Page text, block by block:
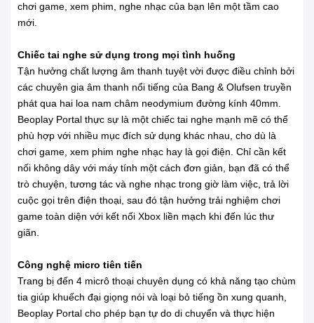
chơi game, xem phim, nghe nhạc của bạn lên một tầm cao
mới.
Chiếc tai nghe sử dụng trong mọi tình huống
Tận hưởng chất lượng âm thanh tuyệt vời được điều chỉnh bởi
các chuyên gia âm thanh nổi tiếng của Bang & Olufsen truyền
phát qua hai loa nam châm neodymium đường kính 40mm.
Beoplay Portal thực sự là một chiếc tai nghe mạnh mẽ có thể
phù hợp với nhiều mục đích sử dụng khác nhau, cho dù là
chơi game, xem phim nghe nhạc hay là gọi điện. Chỉ cần kết
nối không dây với máy tính một cách đơn giản, bạn đã có thể
trò chuyện, tương tác và nghe nhạc trong giờ làm việc, trả lời
cuộc gọi trên điện thoại, sau đó tận hưởng trải nghiệm chơi
game toàn diện với kết nối Xbox liền mạch khi đến lúc thư
giãn.
Công nghệ micro tiên tiến
Trang bị đến 4 micrô thoại chuyên dụng có khả năng tạo chùm
tia giúp khuếch đại giọng nói và loại bỏ tiếng ồn xung quanh,
Beoplay Portal cho phép bạn tự do di chuyển và thực hiện